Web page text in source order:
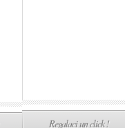
Regalaci un click !